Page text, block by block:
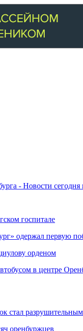
- Новости
госпитале
одержал первую
орденом
в центре
стал
оренбуржцев